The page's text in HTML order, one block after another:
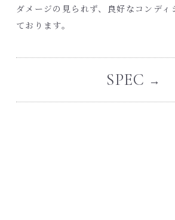
ダメージの見られず、良好なコンディ
ております。
SPEC